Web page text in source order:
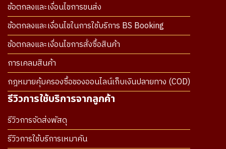
ข้อตกลงและเงื่อนไขการขนส่ง
ข้อตกลงและเงื่อนไขในการใช้บริการ BS Booking
ข้อตกลงและเงื่อนไขการสั่งซื้อสินค้า
การเคลมสินค้า
กฎหมายคุ้มครองซื้อของออนไลน์เก็บเงินปลายทาง (COD)
รีวิวการใช้บริการจากลูกค้า
รีวิวการจัดส่งพัสดุ
รีวิวการใช้บริการเหมาคัน